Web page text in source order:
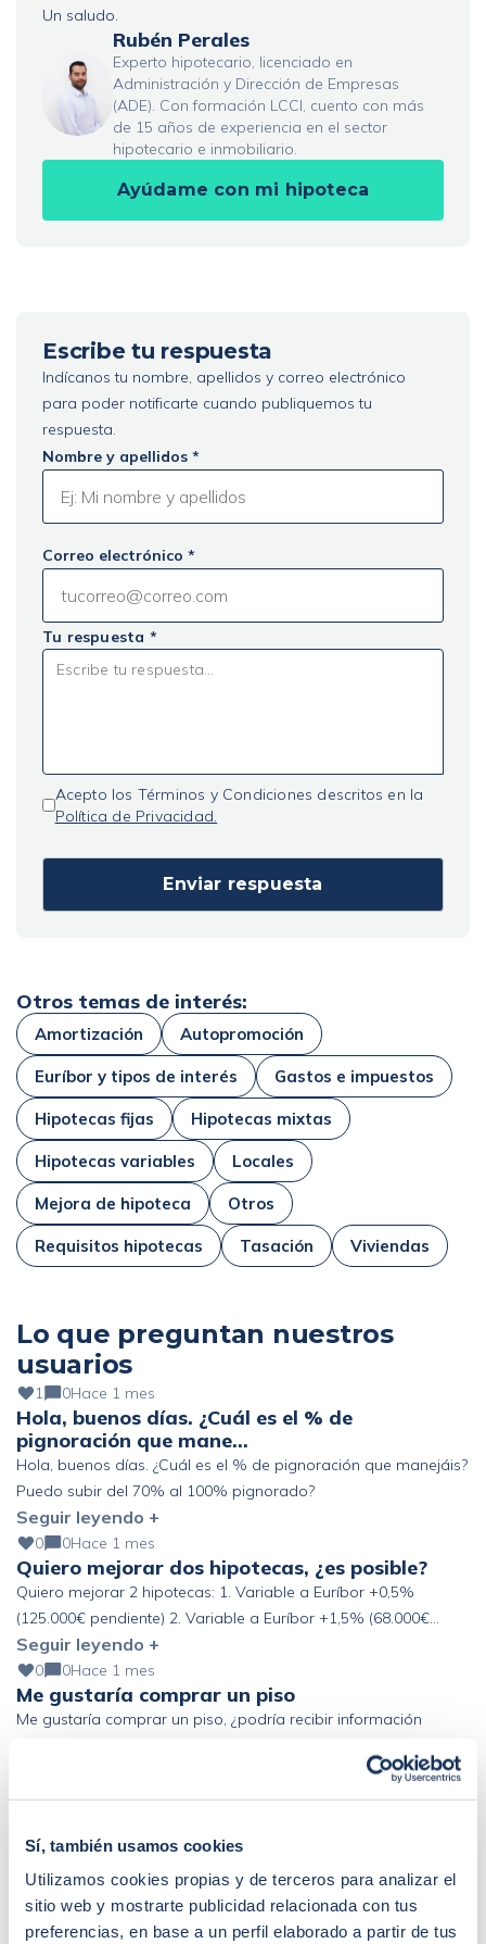
Sí, también usamos cookies
Utilizamos cookies propias y de terceros para analizar el
sitio web y mostrarte publicidad relacionada con tus
preferencias, en base a un perfil elaborado a partir de tus
Un saludo.
Rubén Perales
Experto hipotecario, licenciado en
Administración y Dirección de Empresas
(ADE). Con formación LCCI, cuento con más
de 15 años de experiencia en el sector
hipotecario e inmobiliario.
Ayúdame con mi hipoteca
Escribe tu respuesta
Indícanos tu nombre, apellidos y correo electrónico
para poder notificarte cuando publiquemos tu
respuesta.
Nombre y apellidos *
Correo electrónico *
Tu respuesta *
Acepto los Términos y Condiciones descritos en la
Política de Privacidad.
Otros temas de interés:
Amortización Autopromoción
Euríbor y tipos de interés Gastos e impuestos
Hipotecas fijas Hipotecas mixtas
Hipotecas variables Locales
Mejora de hipoteca Otros
Requisitos hipotecas Tasación Viviendas
Lo que preguntan nuestros
usuarios
1 0Hace 1 mes
Hola, buenos días. ¿Cuál es el % de
pignoración que mane…
Hola, buenos días. ¿Cuál es el % de pignoración que manejáis?
Puedo subir del 70% al 100% pignorado?
Seguir leyendo +
0 0Hace 1 mes
Quiero mejorar dos hipotecas, ¿es posible?
Quiero mejorar 2 hipotecas: 1. Variable a Euríbor +0,5%
(125.000€ pendiente) 2. Variable a Euríbor +1,5% (68.000€
pendiente) Altos ingresos y ahorro, pero fuera de España. ¿Se
podría mejorar?
Seguir leyendo +
0 0Hace 1 mes
Me gustaría comprar un piso
Me gustaría comprar un piso, ¿podría recibir información
0 0Hace 1 mes
compraventa de un piso …
Buenas! Mi pareja y yo firmamos la compraventa de un piso el
pasado 19 de junio. El banco nos ha «obligado» a coger un
seguro de vida de prima única de 6 años y estamos pensando
Seguir leyendo +